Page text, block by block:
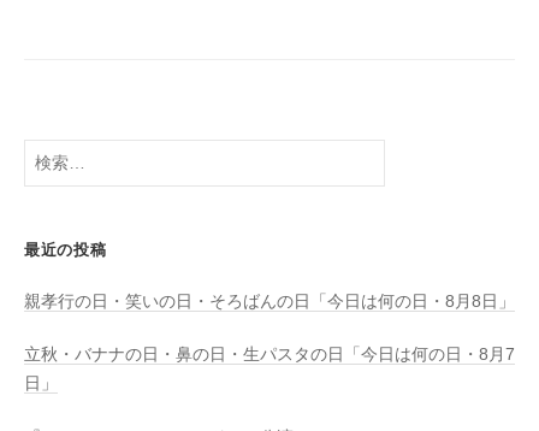
検
最近の投稿
親孝行の日・笑いの日・そろばんの日「今日は何の日・8月8日」
立秋・バナナの日・鼻の日・生パスタの日「今日は何の日・8月7
日」